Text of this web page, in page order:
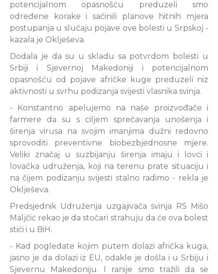
potencijalnom opasnošću preduzeli smo
određene korake i sačinili planove hitnih mjera
postupanja u slučaju pojave ove bolesti u Srpskoj -
kazala je Oklješeva.
Dodala je da su u skladu sa potvrdom bolesti u
Srbiji i Sjevernoj Makedoniji i potencijalnom
opasnošću od pojave afričke kuge preduzeli niz
aktivnosti u svrhu podizanja svijesti vlasnika svinja.
- Konstantno apelujemo na naše proizvođače i
farmere da su s ciljem sprečavanja unošenja i
širenja virusa na svojim imanjima dužni redovno
sprovoditi preventivne biobezbjednosne mjere.
Veliki značaj u suzbijanju širenja imaju i lovci i
lovačka udruženja, koji na terenu prate situaciju i
na čijem podizanju svijesti stalno radimo - rekla je
Oklješeva.
Predsjednik Udruženja uzgajivača svinja RS Mišo
Maljčić rekao je da stočari strahuju da će ova bolest
stići i u BiH.
- Kad pogledate kojim putem dolazi afrička kuga,
jasno je da dolazi iz EU, odakle je došla i u Srbiju i
Sjevernu Makedoniju. I ranije smo tražili da se